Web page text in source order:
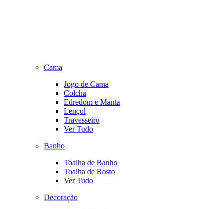
Cama
Jogo de Cama
Colcha
Edredom e Manta
Lençol
Travesseiro
Ver Tudo
Banho
Toalha de Banho
Toalha de Rosto
Ver Tudo
Decoração